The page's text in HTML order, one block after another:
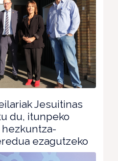
Jesuitinas
du, itunpeko
ezagutzeko